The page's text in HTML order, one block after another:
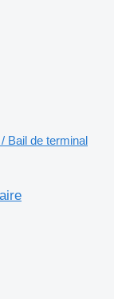
Bail de terminal